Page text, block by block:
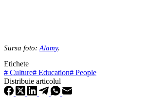
Sursa foto: Alamy.
Etichete
# Culture# Education# People
Distribuie articolul